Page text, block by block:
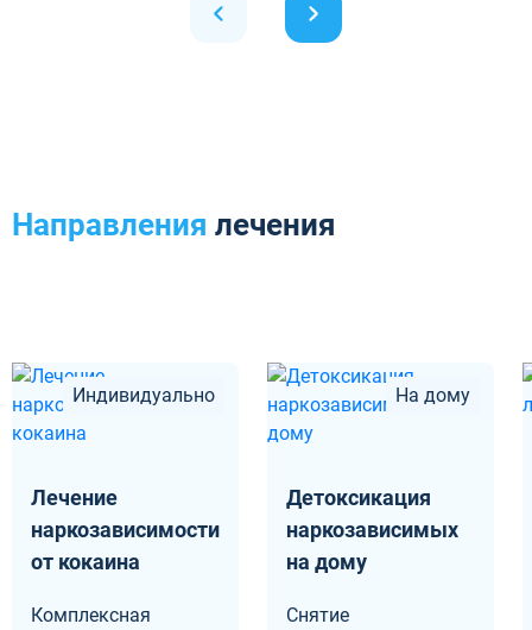
Направления лечения
Индивидуально
Лечение
наркозависимости
от кокаина
Комплексная
На дому
Детоксикация
наркозависимых
на дому
Снятие